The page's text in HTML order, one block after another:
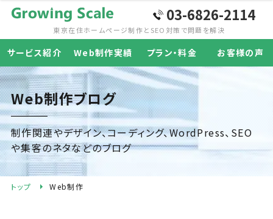
東京在住ホームページ制作と SEO対策で問題を解決
03-6826-2114
サービス紹介 Web制作実績 プラン・料金 お客様の声
Web制作ブログ
制作関連やデザイン、コーディング、WordPress、SEO
や集客のネタなどのブログ
トップ Web制作